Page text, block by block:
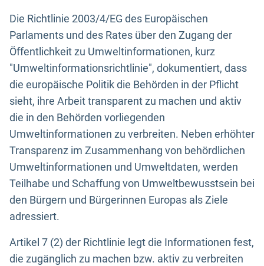
Die Richtlinie 2003/4/EG des Europäischen
Parlaments und des Rates über den Zugang der
Öffentlichkeit zu Umweltinformationen, kurz
"Umweltinformationsrichtlinie", dokumentiert, dass
die europäische Politik die Behörden in der Pflicht
sieht, ihre Arbeit transparent zu machen und aktiv
die in den Behörden vorliegenden
Umweltinformationen zu verbreiten. Neben erhöhter
Transparenz im Zusammenhang von behördlichen
Umweltinformationen und Umweltdaten, werden
Teilhabe und Schaffung von Umweltbewusstsein bei
den Bürgern und Bürgerinnen Europas als Ziele
adressiert.
Artikel 7 (2) der Richtlinie legt die Informationen fest,
die zugänglich zu machen bzw. aktiv zu verbreiten